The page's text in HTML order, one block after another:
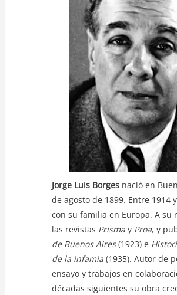
p
p
Jorge Luis Borges nació en
de agosto de 1899. Entre 1914
con su familia en Europa. A su
las revistas Prisma y Proa, y
de Buenos Aires(1923) e
de la infamia (1935). Autor de
ensayo y trabajos en
décadas siguientes su obra